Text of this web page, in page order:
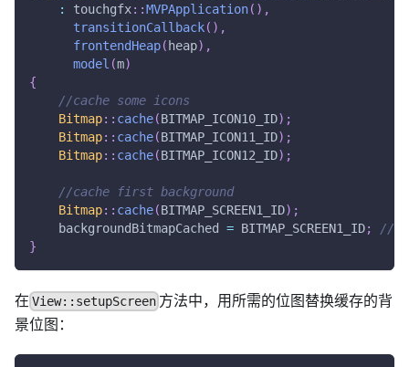
:
touchgfx::MVPApplication( ) ,
transitionCallback( ) ,
frontendHeap( heap) ,
model (m)
{
//cache some icons
Bitmap:: cache(BITMAP_ICON10_ID) ;
Bitmap:: cache(BITMAP_ICON11_ID) ;
Bitmap:: cache(BITMAP_ICON12_ID) ;
//cache first background
Bitmap:: cache(BITMAP_SCREEN1_ID) ;
    backgroundBitmapCached
= BITMAP_SCREEN1_ID;
//
}
在 View::setupScreen 方法中，用所需的位图替换缓存的背
景位图：